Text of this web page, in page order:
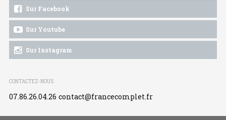
Sur Facebook
Sur Youtube
Sur Instagram
CONTACTEZ-NOUS
07.86.26.04.26 contact@francecomplet.fr